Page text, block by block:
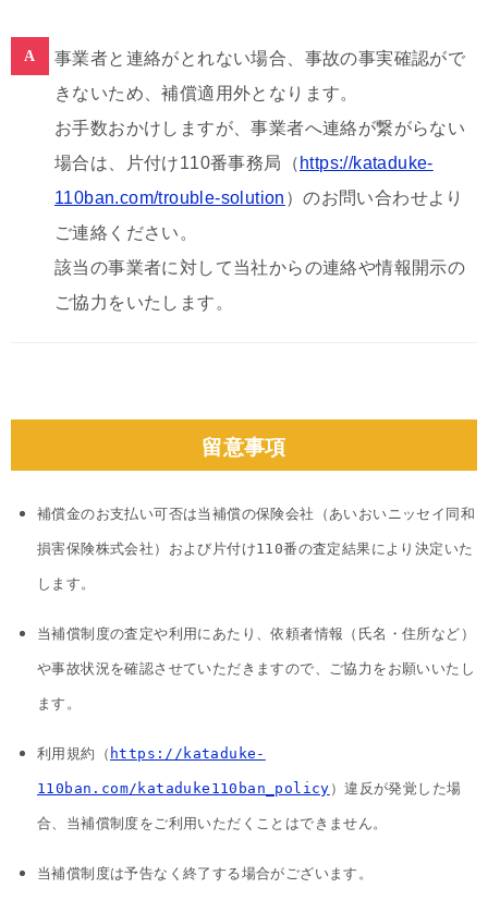
事業者と連絡がとれない場合、事故の事実確認がで
きないため、補償適用外となります。
お手数おかけしますが、事業者へ連絡が繋がらない
場合は、片付け110番事務局（ https://kataduke-
110ban.com/trouble-solution ）のお問い合わせより
ご連絡ください。
該当の事業者に対して当社からの連絡や情報開示の
ご協力をいたします。
留意事項
補償金のお支払い可否は当補償の保険会社（あいおいニッセイ同和
損害保険株式会社）および片付け110番の査定結果により決定いた
します。
当補償制度の査定や利用にあたり、依頼者情報（氏名・住所など）
や事故状況を確認させていただきますので、ご協力をお願いいたし
ます。
利用規約（ https://kataduke-
110ban.com/kataduke110ban_policy ）違反が発覚した場
合、当補償制度をご利用いただくことはできません。
当補償制度は予告なく終了する場合がございます。